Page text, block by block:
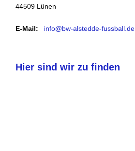
44509 Lünen
E-Mail: info@bw-alstedde-fussball.de
Hier sind wir zu finden